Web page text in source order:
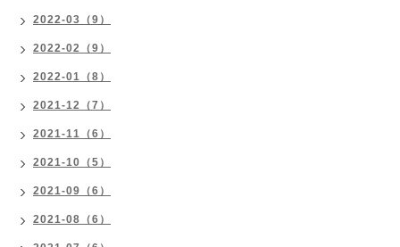
2022-03（9）
2022-02（9）
2022-01（8）
2021-12（7）
2021-11（6）
2021-10（5）
2021-09（6）
2021-08（6）